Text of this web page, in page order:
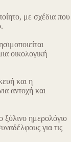
με σχέδια που
οικολογική
και η
αντοχή και
ξύλινο ημερολόγιο
για τις